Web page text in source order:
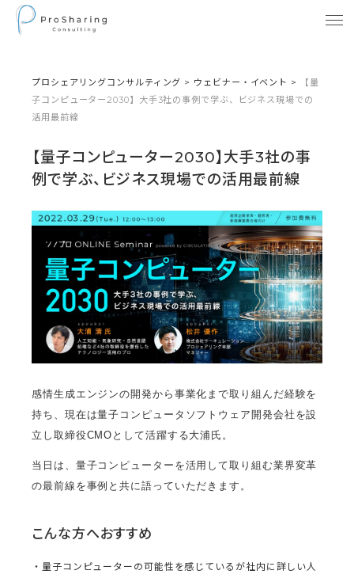
プロシェアリングコンサルティング > ウェビナー・イベント >
【量
子コンピューター2030】大手3社の事例で学ぶ、ビジネス現場での
活用最前線
【量子コンピューター2030】大手3社の事
例で学ぶ、ビジネス現場での活用最前線
感情生成エンジンの開発から事業化まで取り組んだ経験を
持ち、現在は量子コンピュータソフトウェア開発会社を設
立し取締役CMOとして活躍する大浦氏。
当日は、量子コンピューターを活用して取り組む業界変革
の最前線を事例と共に語っていただきます。
こんな方へおすすめ
・量子コンピューターの可能性を感じているが社内に詳しい人